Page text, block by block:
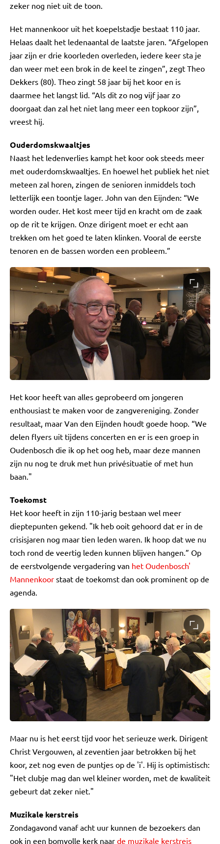
zeker nog niet uit de toon.
Het mannenkoor uit het koepelstadje bestaat 110 jaar.
Helaas daalt het ledenaantal de laatste jaren. “Afgelopen
jaar zijn er drie koorleden overleden, iedere keer sta je
dan weer met een brok in de keel te zingen”, zegt Theo
Dekkers (80). Theo zingt 58 jaar bij het koor en is
daarmee het langst lid. “Als dit zo nog vijf jaar zo
doorgaat dan zal het niet lang meer een topkoor zijn”,
vreest hij.
Ouderdomskwaaltjes
Naast het ledenverlies kampt het koor ook steeds meer
met ouderdomskwaaltjes. En hoewel het publiek het niet
meteen zal horen, zingen de senioren inmiddels toch
letterlijk een toontje lager. John van den Eijnden: “We
worden ouder. Het kost meer tijd en kracht om de zaak
op de rit te krijgen. Onze dirigent moet er echt aan
trekken om het goed te laten klinken. Vooral de eerste
tenoren en de bassen worden een probleem.”
Het koor heeft van alles geprobeerd om jongeren
enthousiast te maken voor de zangvereniging. Zonder
resultaat, maar Van den Eijnden houdt goede hoop. “We
delen flyers uit tijdens concerten en er is een groep in
Oudenbosch die ik op het oog heb, maar deze mannen
zijn nu nog te druk met hun privésituatie of met hun
baan."
Toekomst
Het koor heeft in zijn 110-jarig bestaan wel meer
dieptepunten gekend. "Ik heb ooit gehoord dat er in de
crisisjaren nog maar tien leden waren. Ik hoop dat we nu
toch rond de veertig leden kunnen blijven hangen.” Op
de eerstvolgende vergadering van het Oudenbosch'
Mannenkoor staat de toekomst dan ook prominent op de
agenda.
Maar nu is het eerst tijd voor het serieuze werk. Dirigent
Christ Vergouwen, al zeventien jaar betrokken bij het
koor, zet nog even de puntjes op de 'i'. Hij is optimistisch:
"Het clubje mag dan wel kleiner worden, met de kwaliteit
gebeurt dat zeker niet."
Muzikale kerstreis
Zondagavond vanaf acht uur kunnen de bezoekers dan
ook in een bomvolle kerk naar de muzikale kerstreis